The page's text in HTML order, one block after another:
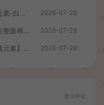
战神引擎传奇手游【1.80野战元素-白猪7.2免授权】最新整理Win系特色服务端+安卓+GM授权物品后台+详细搭建教程 2026-07-28
战神引擎传奇手游【大唐冰雪完整版裤衩7.0免授权】最新整理Win系特色服务端+GM授权后台+安卓苹果双端+详细搭建教程 2026-07-28
战神引擎传奇手游【1.80新血战元素】最新整理Win系特色服务端+安卓+GM授权物品后台+详细搭建教程 2026-07-28
暂无评论